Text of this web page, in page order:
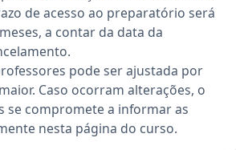
de acesso ao preparatório será
a contar da data da
pode ser ajustada por
Caso ocorram alterações, o
se compromete a informar as
nesta página do curso.